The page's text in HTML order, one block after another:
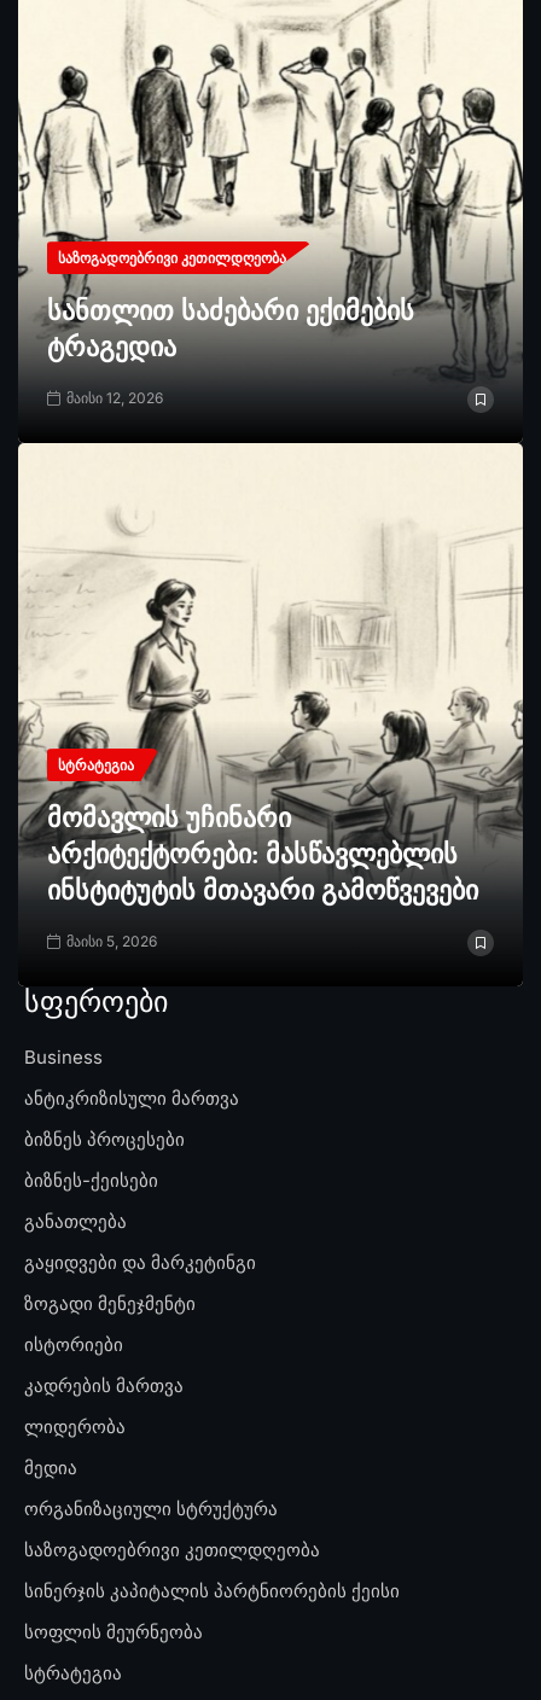
ᲡᲐᲖᲝᲒᲐᲓᲝᲔᲑᲠᲘᲕᲘ ᲙᲔᲗᲘᲚᲓᲦᲔᲝᲑᲐ
სანთლით საძებარი ექიმების
ტრაგედია
მაისი 12, 2026
ᲡᲢᲠᲐᲢᲔᲒᲘᲐ
მომავლის უჩინარი
არქიტექტორები: მასწავლებლის
ინსტიტუტის მთავარი გამოწვევები
მაისი 5, 2026
სფეროები
Business
ანტიკრიზისული მართვა
ბიზნეს პროცესები
ბიზნეს-ქეისები
განათლება
გაყიდვები და მარკეტინგი
ზოგადი მენეჯმენტი
ისტორიები
კადრების მართვა
ლიდერობა
მედია
ორგანიზაციული სტრუქტურა
საზოგადოებრივი კეთილდღეობა
სინერჯის კაპიტალის პარტნიორების ქეისი
სოფლის მეურნეობა
სტრატეგია